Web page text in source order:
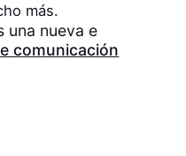
más.
una nueva e
comunicación